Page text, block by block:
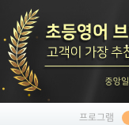
프로그램